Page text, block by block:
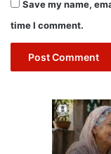
Save my name,
time I comment.